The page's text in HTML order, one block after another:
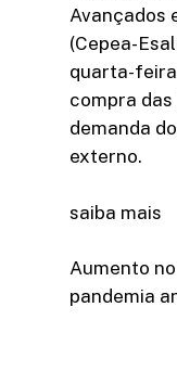
Avançados
(Cepea-
quarta-feira
compra
demanda
externo.
saiba mais
Aumento
pandemia